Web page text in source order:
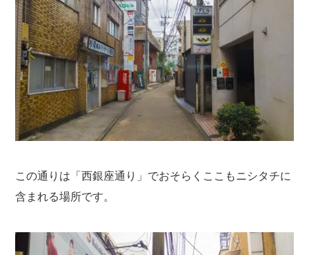
この通りは「西銀座通り」でおそらくここもニシタチに
含まれる場所です。